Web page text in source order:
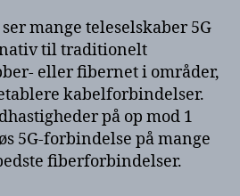
mange teleselskaber 5G
til traditionelt
eller fibernet i områder,
kabelforbindelser.
på op mod 1
5G-forbindelse på mange
fiberforbindelser.